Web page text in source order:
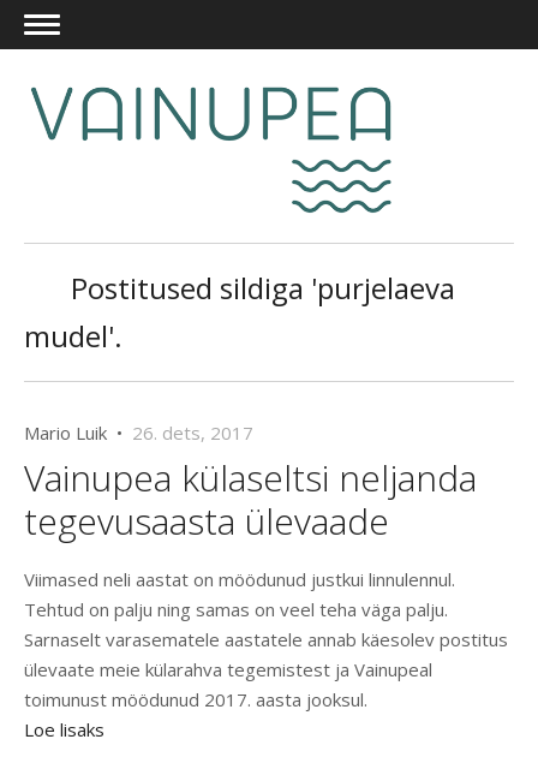
Postitused sildiga 'purjelaeva
mudel'.
Mario Luik • 26. dets, 2017
Vainupea külaseltsi neljanda
tegevusaasta ülevaade
Viimased neli aastat on möödunud justkui linnulennul.
Tehtud on palju ning samas on veel teha väga palju.
Sarnaselt varasematele aastatele annab käesolev postitus
ülevaate meie külarahva tegemistest ja Vainupeal
toimunust möödunud 2017. aasta jooksul.
Loe lisaks